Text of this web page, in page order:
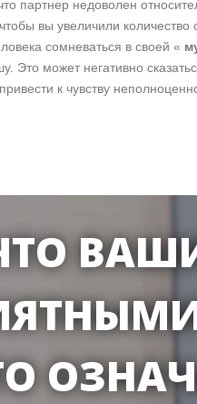
партнер недоволен
вы увеличили количество
сомневаться в своей «
Это может негативно
к чувству